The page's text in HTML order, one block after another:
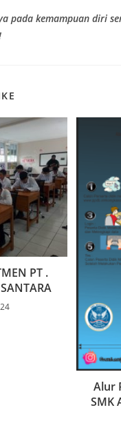
pada kemampuan diri
PT .
Alur
SMK